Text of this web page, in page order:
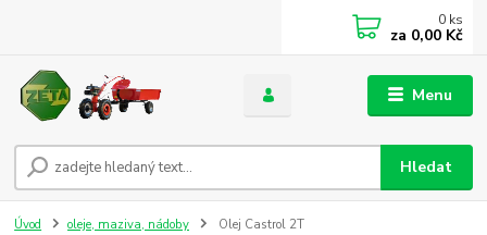
Menu
Hledat
0 ks
za 0,00 Kč
Úvod oleje, maziva, nádoby Olej Castrol 2T